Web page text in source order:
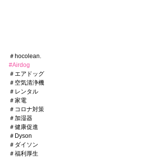
＃hocolean.
#Airdog
＃エアドッグ
＃空気清浄機
＃レンタル
＃家電
＃コロナ対策
＃加湿器
＃健康促進
＃Dyson
＃ダイソン
＃福利厚生